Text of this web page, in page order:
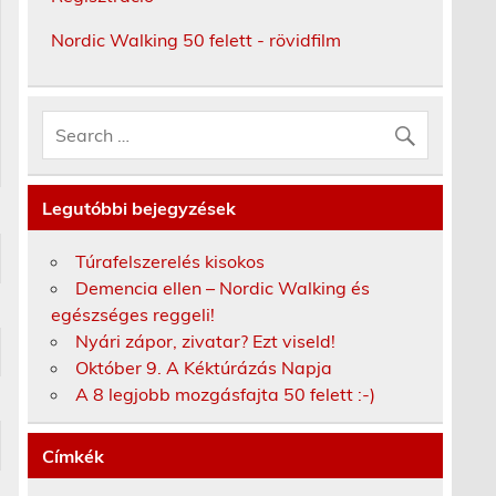
Nordic Walking 50 felett - rövidfilm
Legutóbbi bejegyzések
Túrafelszerelés kisokos
Demencia ellen – Nordic Walking és
egészséges reggeli!
Nyári zápor, zivatar? Ezt viseld!
Október 9. A Kéktúrázás Napja
A 8 legjobb mozgásfajta 50 felett :-)
Címkék